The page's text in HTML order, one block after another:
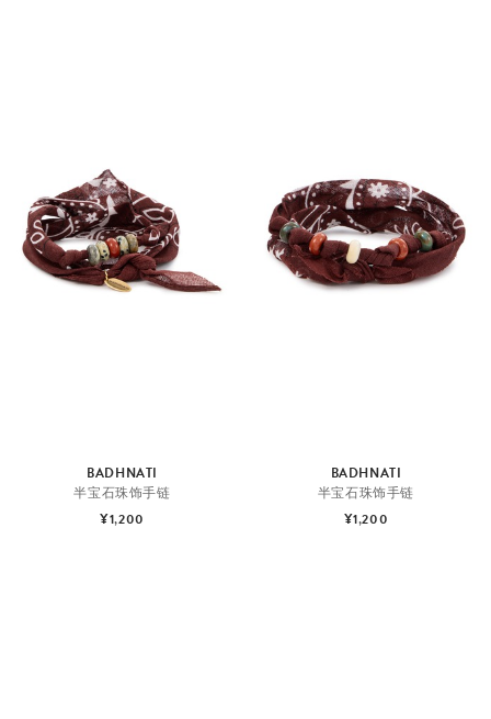
BADHNATI
半宝石珠饰手链
¥1,200
BADHNATI
半宝石珠饰手链
¥1,200